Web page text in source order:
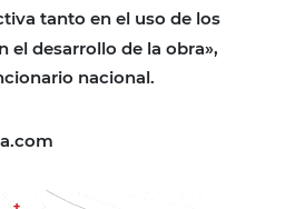
tanto en el uso de los
el desarrollo de la obra»,
nacional.